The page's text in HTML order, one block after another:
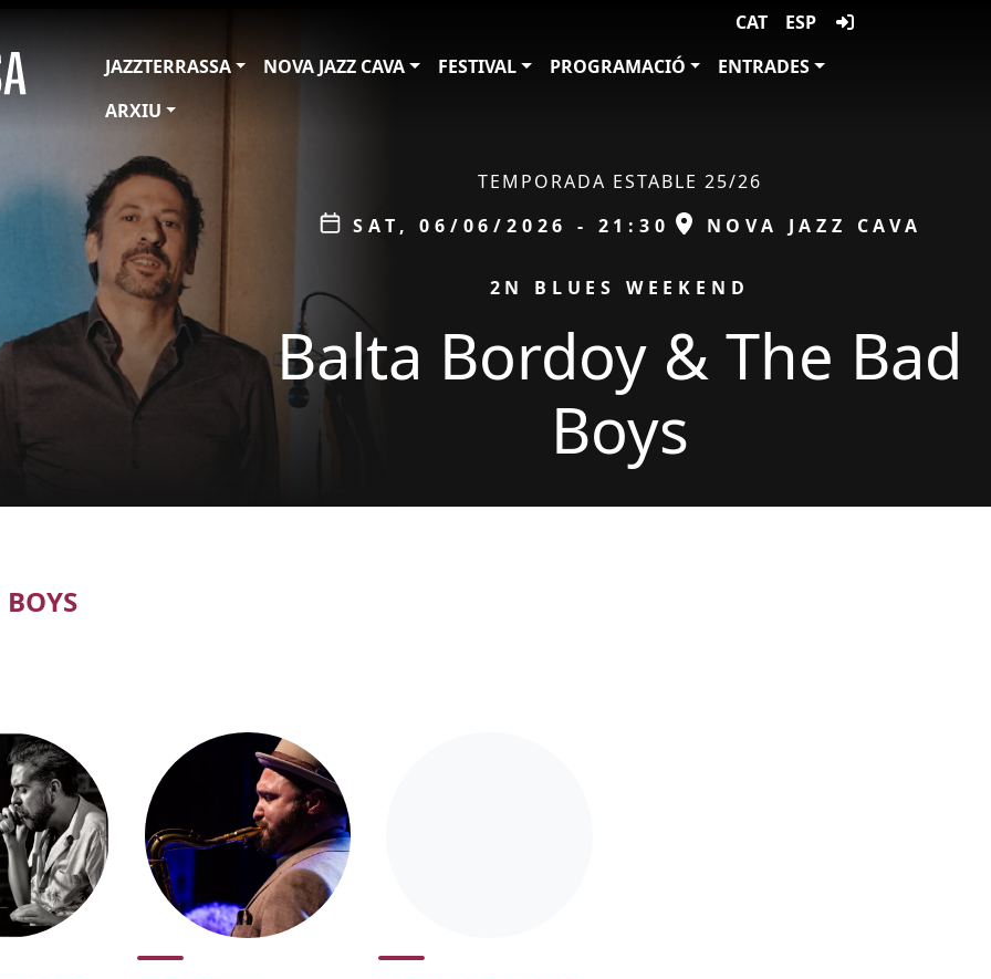
CAT
ESP
JAZZTERRASSA
NOVA JAZZ CAVA FESTIVAL PROGRAMACIÓ
ENTRADES
ARXIU
TEMPORADA ESTABLE 25/26
Data
SAT, 06/06/2026 - 21:30 ESPAI
NOVA JAZZ CAVA
PROMOCIÓ 2N BLUES WEEKEND
Balta Bordoy & The Bad
Boys